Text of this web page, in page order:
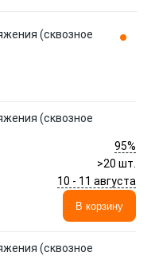
(сквозное
(сквозное
95%
>20 шт.
10 - 11 августа
В корзину
(сквозное